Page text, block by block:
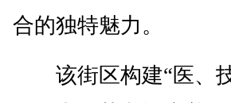
合的独特魅力。
该街区构建“医、技